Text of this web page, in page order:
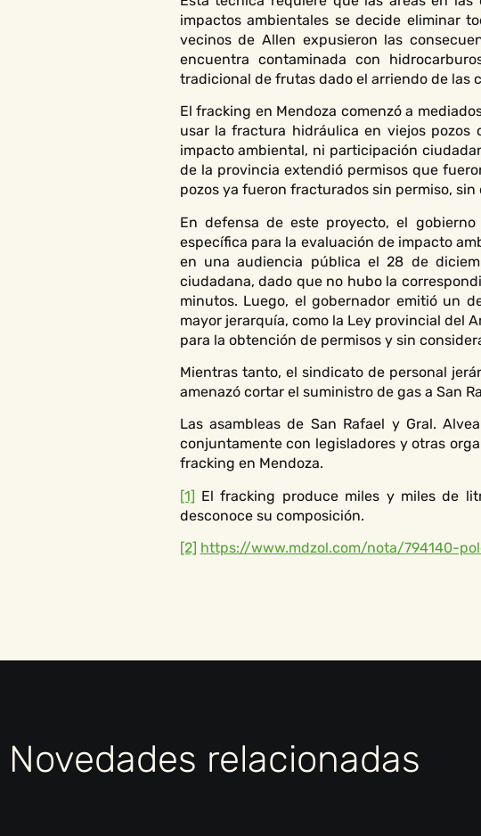
impactos ambientales se decide eliminar
vecinos de Allen expusieron las
encuentra contaminada con
tradicional de frutas dado el arriendo de las
El fracking en Mendoza comenzó a
usar la fractura hidráulica en viejos pozos
impacto ambiental, ni participación
de la provincia extendió permisos que
pozos ya fueron fracturados sin permiso,
En defensa de este proyecto, el
específica para la evaluación de impacto
en una audiencia pública el 28 de
ciudadana, dado que no hubo la
minutos. Luego, el gobernador emitió un
mayor jerarquía, como la Ley provincial del
para la obtención de permisos y sin
Mientras tanto, el sindicato de personal
amenazó cortar el suministro de gas a San
Las asambleas de San Rafael y Gral.
conjuntamente con legisladores y otras
fracking en Mendoza.
[1] El fracking produce miles y miles de
desconoce su composición.
[2] https://www.mdzol.com/nota/794140-
Novedades relacionadas